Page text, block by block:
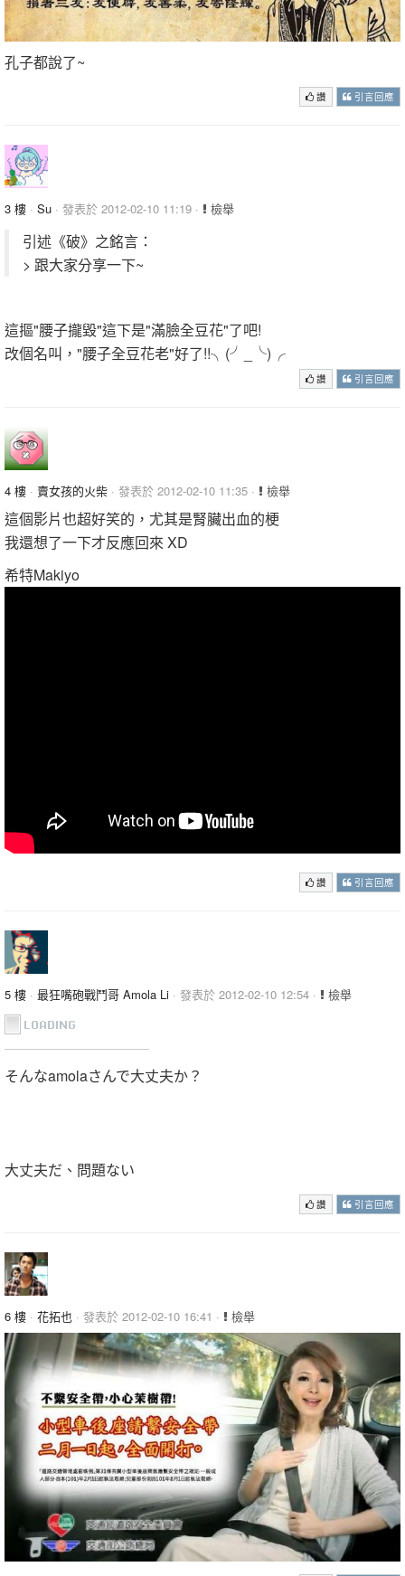
孔子都說了~
讚 引言回應
3 樓 · Su · 發表於 2012-02-10 11:19 · 檢舉
引述《破》之銘言：
> 跟大家分享一下~
這摳"腰子攏毀"這下是"滿臉全豆花"了吧!
改個名叫，"腰子全豆花老"好了!!╮(╯_╰)╭
讚 引言回應
4 樓 · 賣女孩的火柴 · 發表於 2012-02-10 11:35 · 檢舉
這個影片也超好笑的，尤其是腎臟出血的梗
我還想了一下才反應回來 XD
希特Makiyo
讚 引言回應
5 樓 · 最狂嘴砲戰鬥哥 Amola Li · 發表於 2012-02-10 12:54 · 檢舉
そんなamolaさんで大丈夫か？
大丈夫だ、問題ない
讚 引言回應
6 樓 · 花拓也 · 發表於 2012-02-10 16:41 · 檢舉